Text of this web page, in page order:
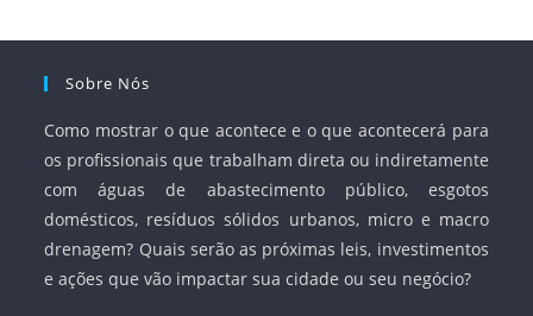
Sobre Nós
Como mostrar o que acontece e o que acontecerá para
os profissionais que trabalham direta ou indiretamente
com águas de abastecimento público, esgotos
domésticos, resíduos sólidos urbanos, micro e macro
drenagem? Quais serão as próximas leis, investimentos
e ações que vão impactar sua cidade ou seu negócio?